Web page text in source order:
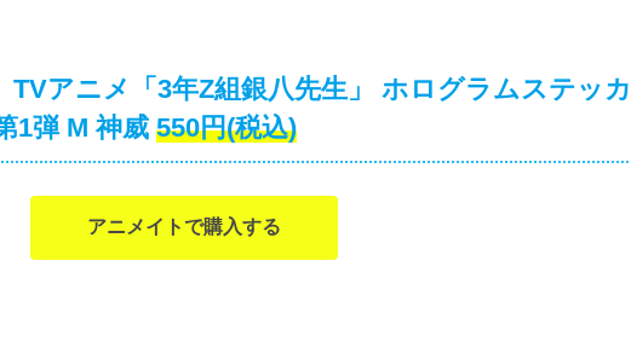
TVアニメ「3年Z組銀八先生」 ホログラムステッカ
1弾 M 神威 550円(税込)
アニメイトで購入する